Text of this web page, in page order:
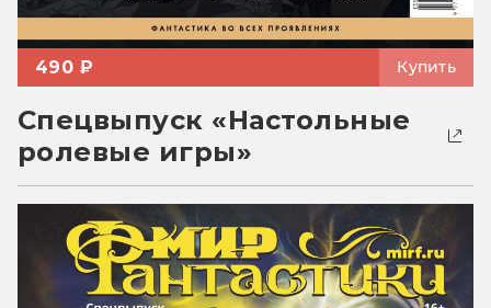
490 ₽ Купить
Спецвыпуск «Настольные
ролевые игры»